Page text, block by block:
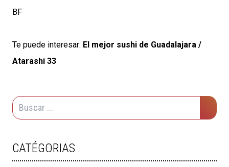
BF
Te puede interesar: El mejor sushi de Guadalajara /
Atarashi 33
CATÉGORIAS